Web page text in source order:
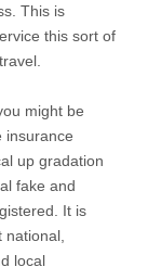
This is
this sort of
might be
insurance
up gradation
fake and
It is
local